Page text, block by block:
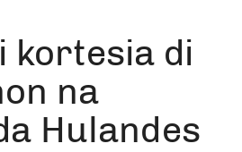
kortesia di
na
Hulandes